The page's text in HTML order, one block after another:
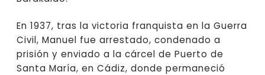
En 1937, tras la victoria franquista en la Guerra
Civil, Manuel fue arrestado, condenado a
prisión y enviado a la cárcel de Puerto de
Santa María, en Cádiz, donde permaneció